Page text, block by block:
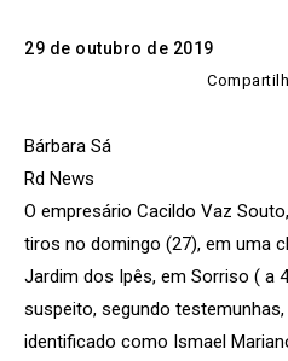
29 de outubro de 2019
Bárbara Sá
Rd News
O empresário Cacildo Vaz
tiros no domingo (27), em uma
Jardim dos Ipês, em Sorriso ( a
suspeito, segundo
identificado como Ismael